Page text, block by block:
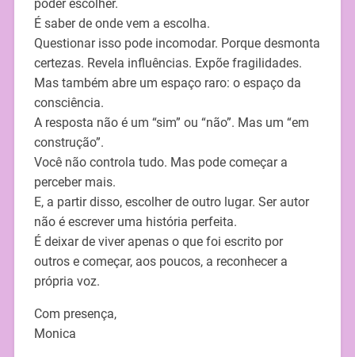
poder escolher.
É saber de onde vem a escolha.
Questionar isso pode incomodar. Porque desmonta
certezas. Revela influências. Expõe fragilidades.
Mas também abre um espaço raro: o espaço da
consciência.
A resposta não é um “sim” ou “não”. Mas um “em
construção”.
Você não controla tudo. Mas pode começar a
perceber mais.
E, a partir disso, escolher de outro lugar. Ser autor
não é escrever uma história perfeita.
É deixar de viver apenas o que foi escrito por
outros e começar, aos poucos, a reconhecer a
própria voz.
Com presença,
Monica